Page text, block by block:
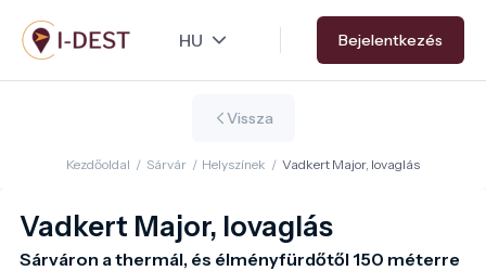
Ugrás
a
tartalomra
Bejelentkezés
Vissza
Kezdőoldal / Sárvár / Helyszínek / Vadkert Major, lovaglás
Vadkert Major, lovaglás
Sárváron a thermál, és élményfürdőtől 150 méterre